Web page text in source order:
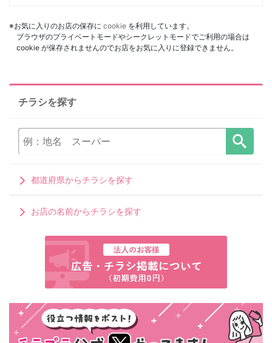
※お気に入りのお店の保存に cookie を利用しています。
ブラウザのプライベートモードやシークレットモードでご利用の場合は
cookie が保存されませんのでお店をお気に入りに登録できません。
チラシを探す
都道府県からチラシを探す
お店の名前からチラシを探す